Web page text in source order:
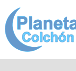
Saltar
contenido